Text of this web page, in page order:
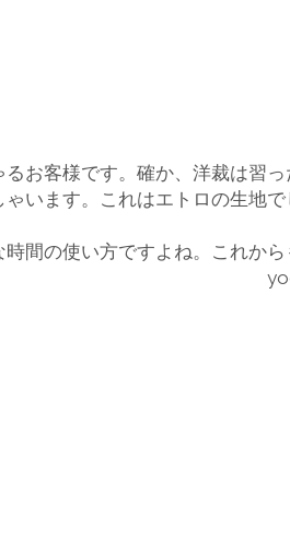
お客様です。確か、洋裁は習
います。これはエトロの生地
間の使い方ですよね。これか
思いました。